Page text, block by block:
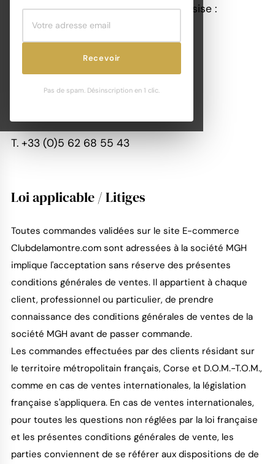
Recevoir
Pas de spam. Désinscription en 1 clic.
Pic & Poc, Fizz pour le E-commerce, sise :
Avenue de la Gare
T. +33 (0)5 62 68 55 43
Loi applicable / Litiges
Toutes commandes validées sur le site E-commerce
Clubdelamontre.com sont adressées à la société MGH
implique l'acceptation sans réserve des présentes
conditions générales de ventes. Il appartient à chaque
client, professionnel ou particulier, de prendre
connaissance des conditions générales de ventes de la
société MGH avant de passer commande.
Les commandes effectuées par des clients résidant sur
le territoire métropolitain français, Corse et D.O.M.-T.O.M.,
comme en cas de ventes internationales, la législation
française s'appliquera. En cas de ventes internationales,
pour toutes les questions non réglées par la loi française
et les présentes conditions générales de vente, les
parties conviennent de se référer aux dispositions de de